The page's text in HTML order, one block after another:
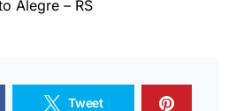
Alegre – RS
Tweet